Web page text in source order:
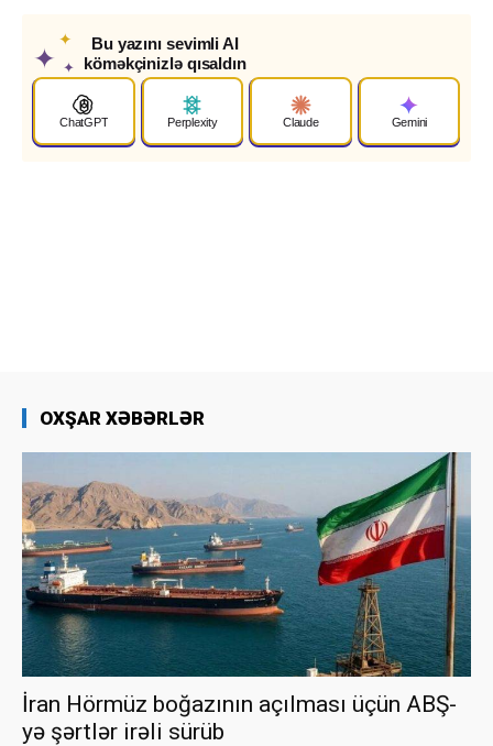
✦
✦
✦
Bu yazını sevimli AI
köməkçinizlə qısaldın
ChatGPT Perplexity Claude Gemini
OXŞAR XƏBƏRLƏR
İran Hörmüz boğazının açılması üçün ABŞ-
yə şərtlər irəli sürüb